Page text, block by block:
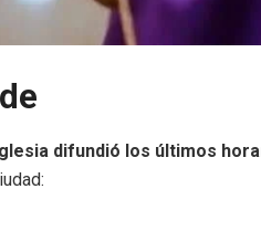
difundió los últimos